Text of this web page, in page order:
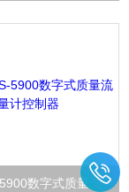
GRYLLS-5900数字式质量流量计控制器